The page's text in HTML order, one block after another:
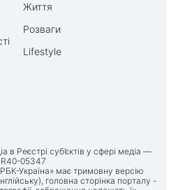
Життя
Розваги
Lifestyle
в Реєстрі суб’єктів у сфері медіа —
R40-05347
Україна» має тримовну версію
головна сторінка порталу -